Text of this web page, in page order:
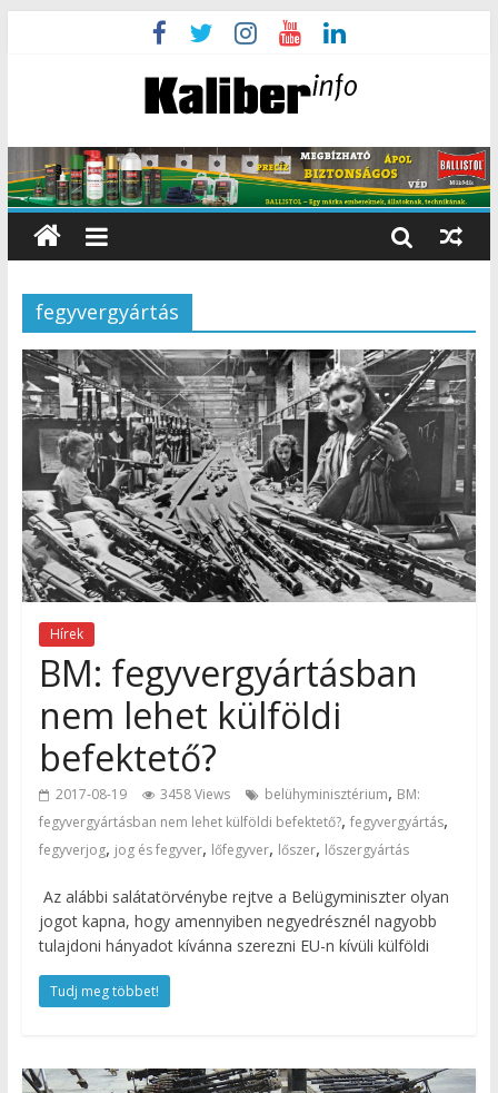
fegyvergyártás
Hírek
BM: fegyvergyártásban
nem lehet külföldi
befektető?
2017-08-19 3458 Views belühyminisztérium, BM:
fegyvergyártásban nem lehet külföldi befektető?, fegyvergyártás,
fegyverjog, jog és fegyver, lőfegyver, lőszer, lőszergyártás
Az alábbi salátatörvénybe rejtve a Belügyminiszter olyan
jogot kapna, hogy amennyiben negyedrésznél nagyobb
tulajdoni hányadot kívánna szerezni EU-n kívüli külföldi
Tudj meg többet!